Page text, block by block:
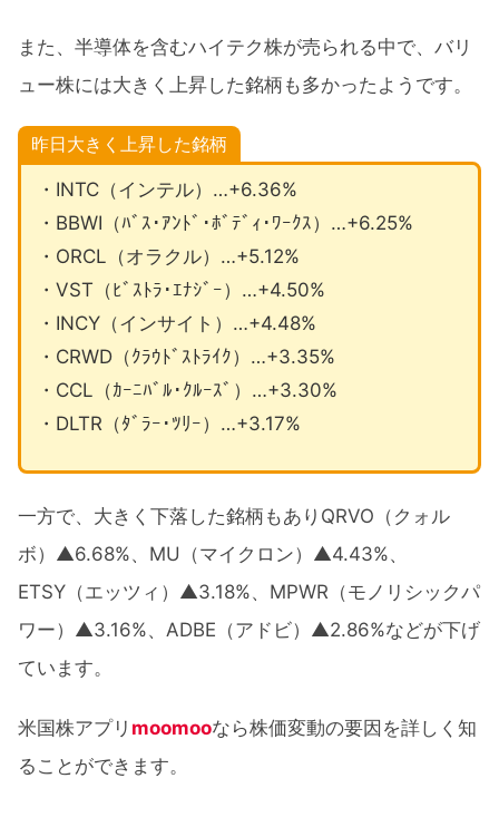
また、半導体を含むハイテク株が売られる中で、バリ
ュー株には大きく上昇した銘柄も多かったようです。
昨日大きく上昇した銘柄
・INTC（インテル）…+6.36%
・BBWI（ﾊﾞｽ･ｱﾝﾄﾞ･ﾎﾞﾃﾞｨ･ﾜｰｸｽ）…+6.25%
・ORCL（オラクル）…+5.12%
・VST（ﾋﾞｽﾄﾗ･ｴﾅｼﾞｰ）…+4.50%
・INCY（インサイト）…+4.48%
・CRWD（ｸﾗｳﾄﾞｽﾄﾗｲｸ）…+3.35%
・CCL（ｶｰﾆﾊﾞﾙ･ｸﾙｰｽﾞ）…+3.30%
・DLTR（ﾀﾞﾗｰ･ﾂﾘｰ）…+3.17%
一方で、大きく下落した銘柄もありQRVO（クォル
ボ）▲6.68%、MU（マイクロン）▲4.43%、
ETSY（エッツィ）▲3.18%、MPWR（モノリシックパ
ワー）▲3.16%、ADBE（アドビ）▲2.86%などが下げ
ています。
米国株アプリ moomooなら株価変動の要因を詳しく知
ることができます。